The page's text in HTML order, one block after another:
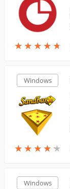
★ ★ ★ ★ ★
★ ★ ★ ★ ★
Windows
★ ★ ★ ★ ★
★ ★ ★ ★ ★
Windows